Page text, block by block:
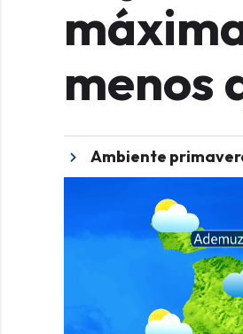
menos
Ambiente